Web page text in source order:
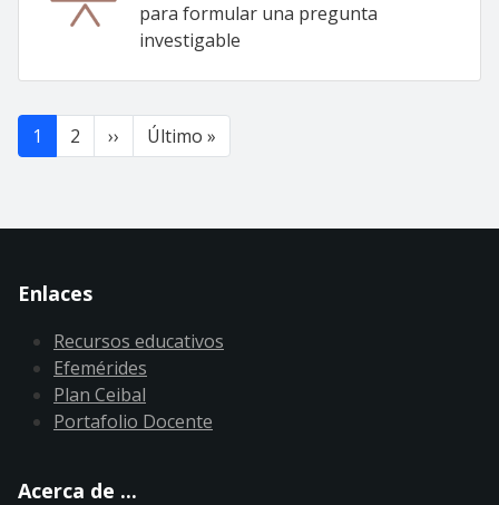
para formular una pregunta
investigable
Paginación
1 2 ›› Siguiente página
Último »
Enlaces
Recursos educativos
Efemérides
Plan Ceibal
Portafolio Docente
Acerca de ...